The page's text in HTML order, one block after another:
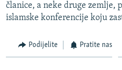
NASTANAK I RASPAD JUGOSLAVIJE
članice, a neke druge zemlje,
islamske konferencije koju
Podijelite Pratite nas